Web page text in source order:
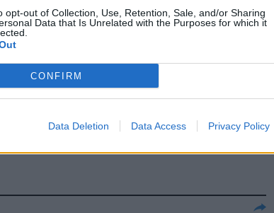
opt-out of Collection, Use, Retention, Sale, and/or Sharing
Data that Is Unrelated with the Purposes for which it
CONFIRM
Data Deletion Data Access Privacy Policy
nel